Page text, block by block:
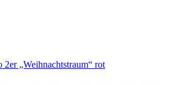
„Weihnachtstraum“ rot